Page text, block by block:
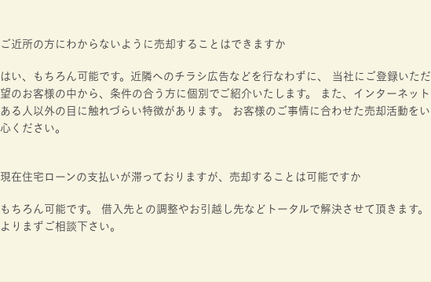
ご近所の方にわからないように売却することはできますか
はい、もちろん可能です。近隣へのチラシ広告などを行なわずに、 当社にご登録いた
望のお客様の中から、条件の合う方に個別でご紹介いたします。 また、インターネッ
ある人以外の目に触れづらい特徴があります。 お客様のご事情に合わせた売却活動を
心ください。
現在住宅ローンの支払いが滞っておりますが、売却することは可能ですか
もちろん可能です。 借入先との調整やお引越し先などトータルで解決させて頂きます
よりまずご相談下さい。